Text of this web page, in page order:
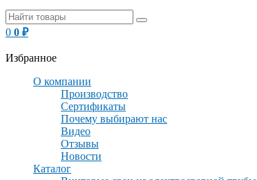
0 0 ₽
Избранное
О компании
Производство
Сертификаты
Почему выбирают нас
Видео
Отзывы
Новости
Каталог